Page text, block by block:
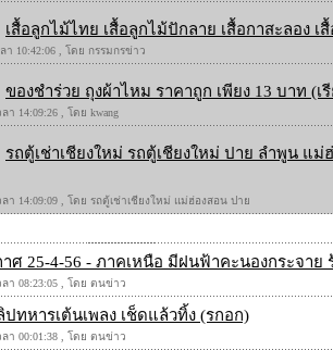
เสื้อลูกไม้ไทย เสื้อลูกไม้ปักลาย เสื้อกาสะลอง
า 10:42:06 , โดย กรรมกรข่าว
ของชำร่วย ถุงผ้าไหม ราคาถูก เพียง 13 บาท (
า 14:09:26 , โดย kwang
รถตู้เช่าเชียงใหม่ รถตู้เชียงใหม่ ปาย ลำพูน แม่
ลา 14:09:09 , โดย รถตู้เช่าเชียงใหม่ แม่ฮ่องสอน ปาย
ศ 25-4-56 - ภาคเหนือ มีฝนฟ้าคะนองกระจาย
ลา 08:23:05 , โดย ตนข่าว
ทหารเต้นเพลง เช็ดแล้วทิ้ง (รกอก)
ลา 00:01:38 , โดย ตนข่าว